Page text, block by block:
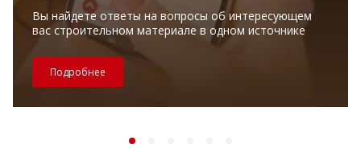
Вы найдете ответы на вопросы об интересующем
вас строительном материале в одном источнике
Подробнее